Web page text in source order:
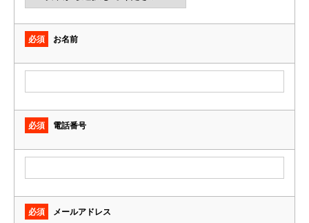
必須 お名前
必須 電話番号
必須 メールアドレス